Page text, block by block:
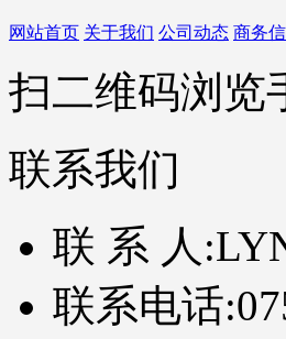
网站首页 关于我们 公司动态 商务
扫二维码浏览
联系我们
联 系 人:
联系电话: